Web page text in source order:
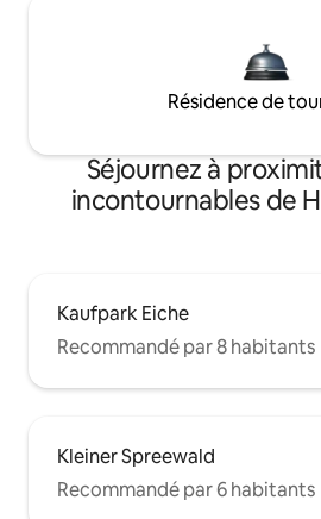
Résidence de
Séjournez à
incontournables de
Kaufpark Eiche
Recommandé par 8 habitants
Kleiner Spreewald
Recommandé par 6 habitants